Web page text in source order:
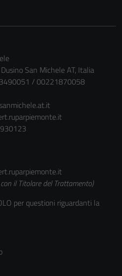
San Michele AT, Italia
/ 00221870058
il Titolare del Trattamento)
per questioni riguardanti la
Questi cookie